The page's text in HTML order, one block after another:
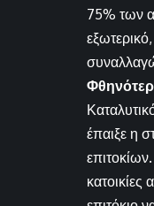
75% των
έπαιξε η